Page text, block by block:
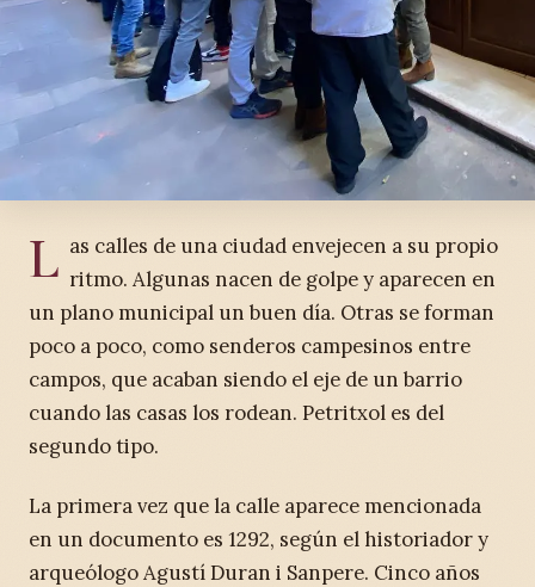
L as calles de una ciudad envejecen a su propio
ritmo. Algunas nacen de golpe y aparecen en
un plano municipal un buen día. Otras se forman
poco a poco, como senderos campesinos entre
campos, que acaban siendo el eje de un barrio
cuando las casas los rodean. Petritxol es del
segundo tipo.
La primera vez que la calle aparece mencionada
en un documento es 1292, según el historiador y
arqueólogo Agustí Duran i Sanpere. Cinco años